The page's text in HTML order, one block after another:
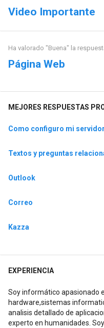
Video Importante
Ha valorado "Buena" la
Página Web
MEJORES RESPUESTAS
Como configuro mi
Textos y preguntas
Outlook
Correo
Kazza
EXPERIENCIA
Soy informático apasionado
hardware,sistemas
analisis detallado de
experto en humanidades.